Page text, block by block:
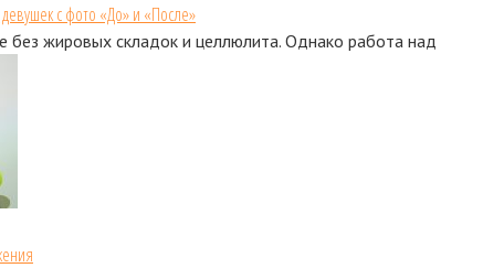
с фото «До» и «После»
жировых складок и целлюлита. Однако работа над